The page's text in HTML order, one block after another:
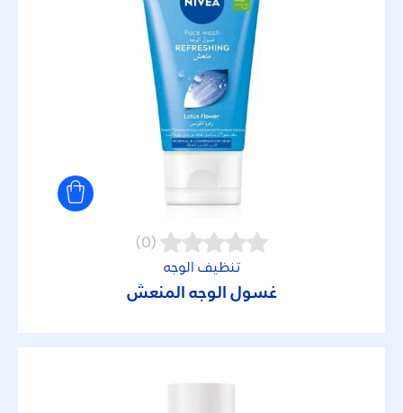
(0)
تنظيف الوجه
غسول الوجه المنعش